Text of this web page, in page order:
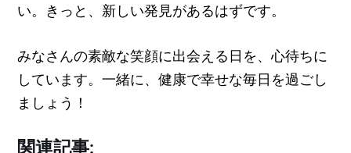
い。きっと、新しい発見があるはずです。
みなさんの素敵な笑顔に出会える日を、心待ちに
しています。一緒に、健康で幸せな毎日を過ごし
ましょう！
関連記事: